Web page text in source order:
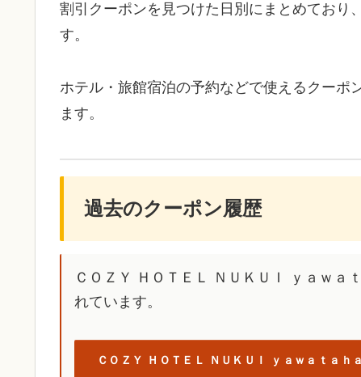
割引クーポンを見つけた日別にまとめており
す。
ホテル・旅館宿泊の予約などで使えるクーポ
ます。
過去のクーポン履歴
ＣＯＺＹ ＨＯＴＥＬ ＮＵＫＵＩ ｙａｗａ
れています。
ＣＯＺＹ ＨＯＴＥＬ ＮＵＫＵＩ ｙａｗａｔａｈ